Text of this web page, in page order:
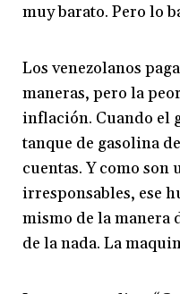
muy barato. Pero lo
Los venezolanos
maneras, pero la
inflación. Cuando el
tanque de gasolina
cuentas. Y como son
irresponsables, ese
mismo de la manera
de la nada. La